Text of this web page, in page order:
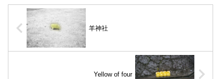
羊神社
Yellow of four